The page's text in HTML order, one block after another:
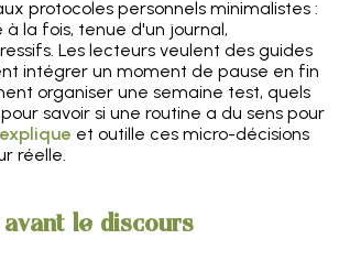
protocoles personnels minimalistes :
à la fois, tenue d'un journal,
Les lecteurs veulent des guides
intégrer un moment de pause en fin
organiser une semaine test, quels
savoir si une routine a du sens pour
et outille ces micro-décisions
réelle.
le discours